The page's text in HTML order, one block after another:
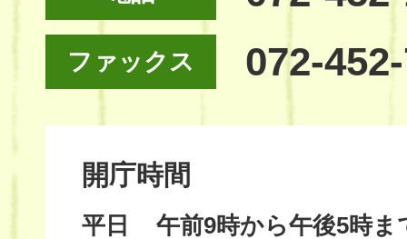
ファックス 072-
開庁時間
平日
午前9時から午後5時ま